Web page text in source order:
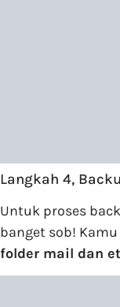
Langkah 4,
Untuk proses
banget sob!
folder mail dan